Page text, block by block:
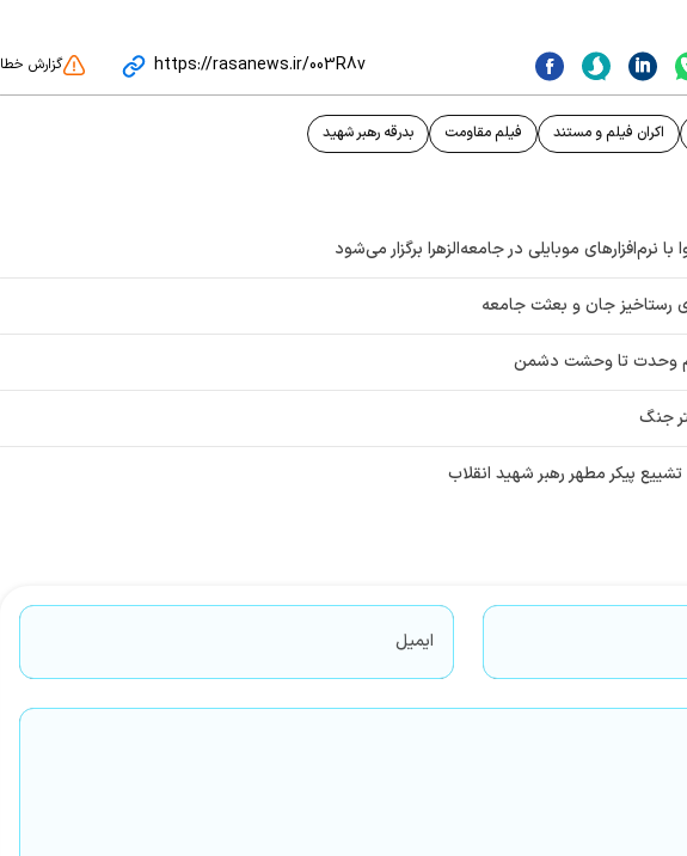
https://rasanews.ir/003R8v گزارش خطا
اکران فیلم و مستند فیلم مقاومت بدرقه رهبر شهید
موبایلی در جامعه‌الزهرا برگزار می‌شود
رستاخیز جان و بعثت جامعه
وحدت تا وحشت دشمن
جنگ
پیکر مطهر رهبر شهید انقلاب